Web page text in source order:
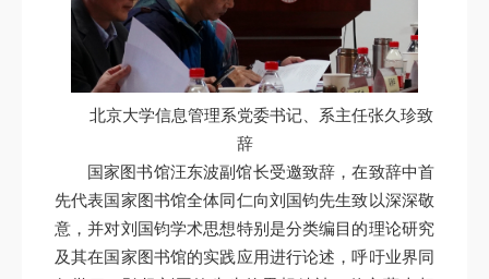
北京大学信息管理系党委书记、系主任张久珍致
辞
国家图书馆汪东波副馆长受邀致辞，在致辞中首
先代表国家图书馆全体同仁向刘国钧先生致以深深敬
意，并对刘国钧学术思想特别是分类编目的理论研究
及其在国家图书馆的实践应用进行论述，呼吁业界同